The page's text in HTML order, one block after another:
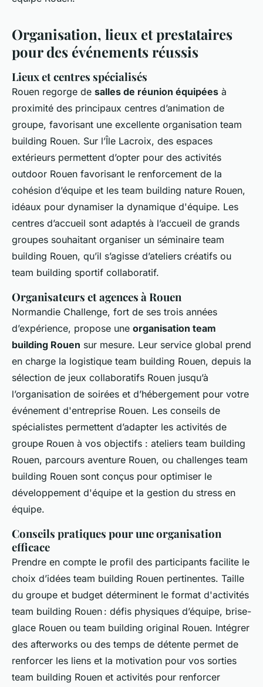
Organisation, lieux et prestataires
pour des événements réussis
Lieux et centres spécialisés
Rouen regorge de salles de réunion équipées à
proximité des principaux centres d’animation de
groupe, favorisant une excellente organisation team
building Rouen. Sur l’Île Lacroix, des espaces
extérieurs permettent d’opter pour des activités
outdoor Rouen favorisant le renforcement de la
cohésion d’équipe et les team building nature Rouen,
idéaux pour dynamiser la dynamique d'équipe. Les
centres d’accueil sont adaptés à l’accueil de grands
groupes souhaitant organiser un séminaire team
building Rouen, qu’il s’agisse d’ateliers créatifs ou
team building sportif collaboratif.
Organisateurs et agences à Rouen
Normandie Challenge, fort de ses trois années
d’expérience, propose une organisation team
building Rouen sur mesure. Leur service global prend
en charge la logistique team building Rouen, depuis la
sélection de jeux collaboratifs Rouen jusqu’à
l’organisation de soirées et d’hébergement pour votre
événement d'entreprise Rouen. Les conseils de
spécialistes permettent d’adapter les activités de
groupe Rouen à vos objectifs : ateliers team building
Rouen, parcours aventure Rouen, ou challenges team
building Rouen sont conçus pour optimiser le
développement d'équipe et la gestion du stress en
équipe.
Conseils pratiques pour une organisation
efficace
Prendre en compte le profil des participants facilite le
choix d’idées team building Rouen pertinentes. Taille
du groupe et budget déterminent le format d'activités
team building Rouen : défis physiques d’équipe, brise-
glace Rouen ou team building original Rouen. Intégrer
des afterworks ou des temps de détente permet de
renforcer les liens et la motivation pour vos sorties
team building Rouen et activités pour renforcer